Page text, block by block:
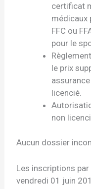
certificat
médicaux
FFC ou
pour le
le prix
licencié.
non
Aucun dossier
Les inscriptions
vendredi 01 juin